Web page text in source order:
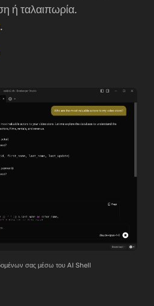
ή ταλαιπωρία.
.
σας μέσω του AI Shell